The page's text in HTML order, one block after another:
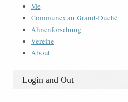
Me
Communes au Grand-Duché
Ahnenforschung
Vereine
About
Login and Out